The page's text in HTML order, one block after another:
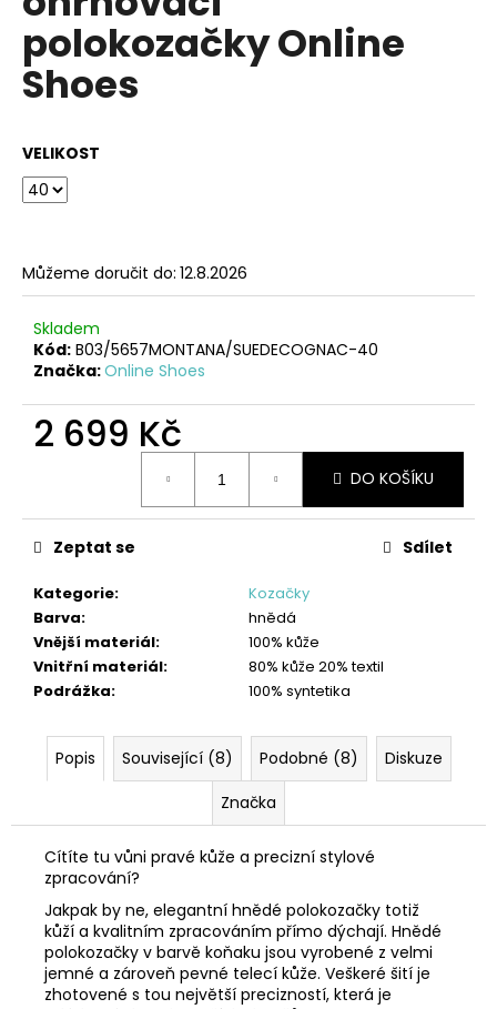
z
5
hvězdiček.
polokozačky Online
Shoes
VELIKOST
Můžeme doručit do: 12.8.2026
Skladem
Kód: B03/5657MONTANA/SUEDECOGNAC-40
Značka:Online Shoes
2 699 Kč
DO KOŠÍKU
Kategorie:
Kozačky
Barva:
hnědá
Vnější materiál:
100% kůže
Vnitřní materiál:
80% kůže 20% textil
Podrážka: 100% syntetika
Zeptat se Sdílet
Popis Související (8) Podobné (8)
Diskuze
Značka
Cítíte tu vůni pravé kůže a precizní stylové
zpracování?
Jakpak by ne, elegantní hnědé polokozačky totiž
kůží a kvalitním zpracováním přímo dýchají. Hnědé
polokozačky v barvě koňaku jsou vyrobené z velmi
jemné a zároveň pevné telecí kůže. Veškeré šití je
zhotovené s tou největší precizností, která je
u
e
m
ČERNÉ
KOŽENÉ
NA
KLÍNKU
EMMA
SHOES
249